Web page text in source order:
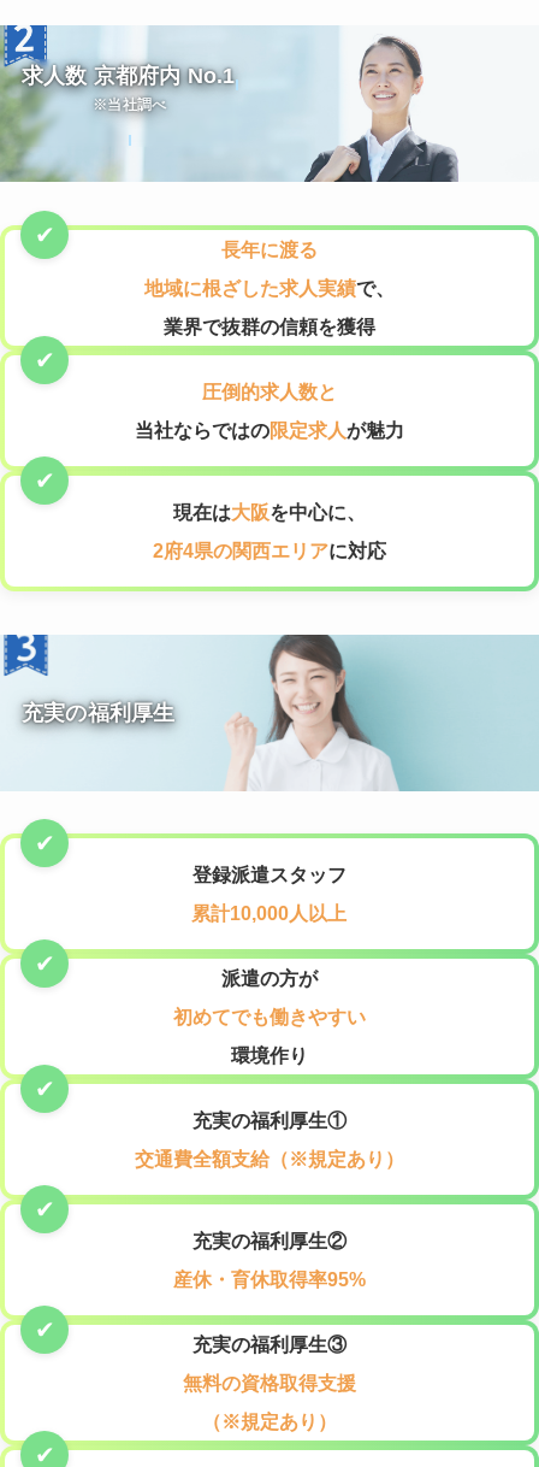
求人数 京都府内 No.1
※当社調べ
長年に渡る
地域に根ざした求人実績で、
業界で抜群の信頼を獲得
圧倒的求人数と
当社ならではの限定求人が魅力
現在は大阪を中心に、
2府4県の関西エリアに対応
充実の福利厚生
登録派遣スタッフ
累計10,000人以上
派遣の方が
初めてでも働きやすい
環境作り
充実の福利厚生①
交通費全額支給（※規定あり）
充実の福利厚生②
産休・育休取得率95%
充実の福利厚生③
無料の資格取得支援
（※規定あり）